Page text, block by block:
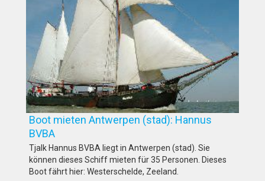
Boot mieten Antwerpen (stad): Hannus
BVBA
Tjalk Hannus BVBA liegt in Antwerpen (stad). Sie
können dieses Schiff mieten für 35 Personen. Dieses
Boot fährt hier: Westerschelde, Zeeland.